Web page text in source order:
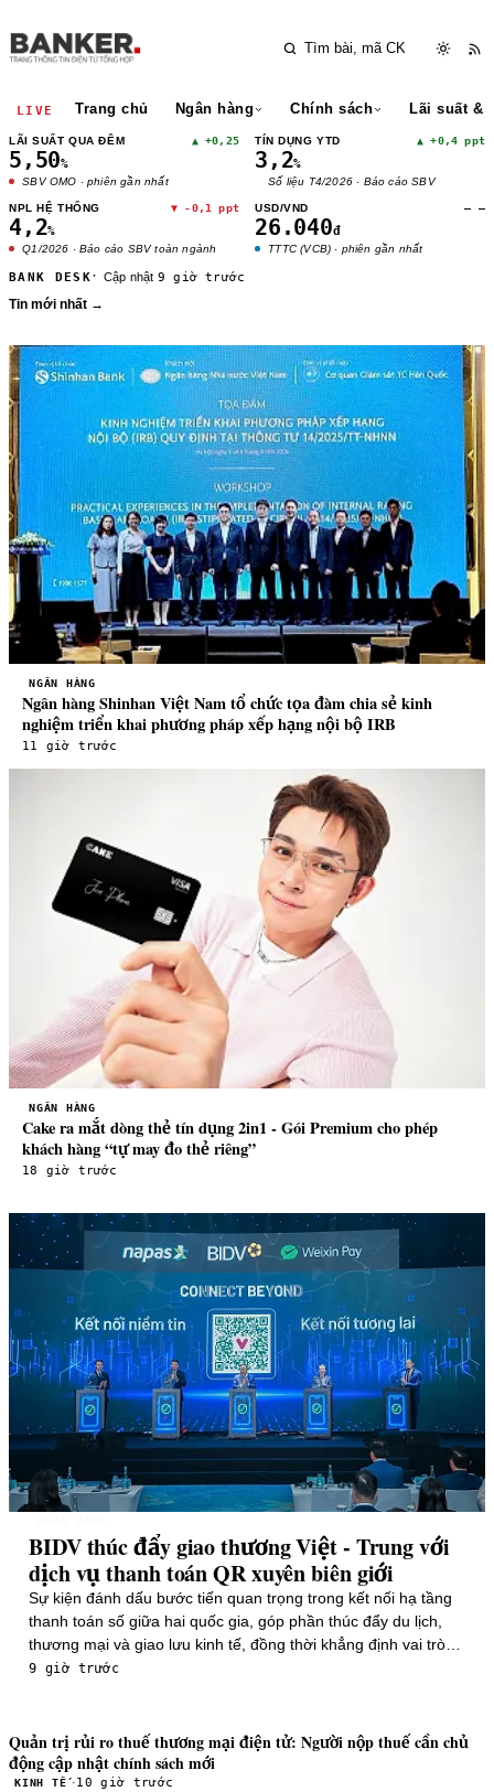
LIVE Trang chủ Ngân hàng Chính sách Lãi suất &
LÃI SUẤT QUA ĐÊM ▲ +0,25
5,50%
SBV OMO · phiên gần nhất
TÍN DỤNG YTD ▲ +0,4 ppt
3,2%
Số liệu T4/2026 · Báo cáo SBV
NPL HỆ THỐNG ▼ -0,1 ppt
4,2%
Q1/2026 · Báo cáo SBV toàn ngành
USD/VND — —
26.040đ
TTTC (VCB) · phiên gần nhất
BANK DESK· Cập nhật 9 giờ trước
Tin mới nhất →
NGÂN HÀNG
Ngân hàng Shinhan Việt Nam tổ chức tọa đàm chia sẻ kinh
nghiệm triển khai phương pháp xếp hạng nội bộ IRB
11 giờ trước
NGÂN HÀNG
Cake ra mắt dòng thẻ tín dụng 2in1 - Gói Premium cho phép
khách hàng “tự may đo thẻ riêng”
18 giờ trước
BIDV thúc đẩy giao thương Việt - Trung với
dịch vụ thanh toán QR xuyên biên giới
Sự kiện đánh dấu bước tiến quan trọng trong kết nối hạ tầng
thanh toán số giữa hai quốc gia, góp phần thúc đẩy du lịch,
thương mại và giao lưu kinh tế, đồng thời khẳng định vai trò
tiên phong của BIDV trong phát triển hệ sinh thái tài chính số
9 giờ trước
Quản trị rủi ro thuế thương mại điện tử: Người nộp thuế cần chủ
động cập nhật chính sách mới
KINH TẾ ·10 giờ trước